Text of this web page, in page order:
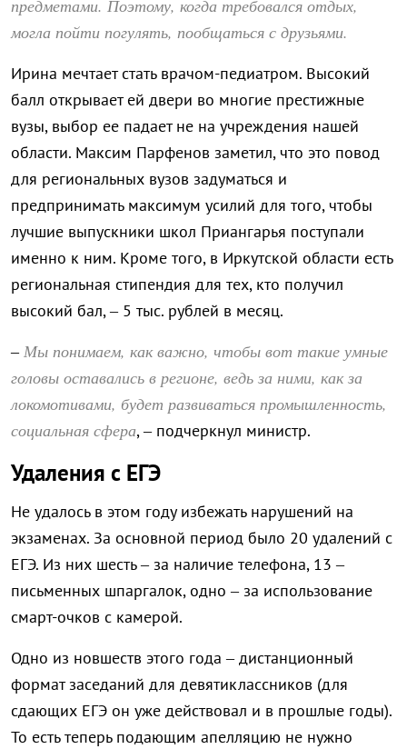
предметами. Поэтому, когда требовался отдых,
могла пойти погулять, пообщаться с друзьями.
Ирина мечтает стать врачом-педиатром. Высокий
балл открывает ей двери во многие престижные
вузы, выбор ее падает не на учреждения нашей
области. Максим Парфенов заметил, что это повод
для региональных вузов задуматься и
предпринимать максимум усилий для того, чтобы
лучшие выпускники школ Приангарья поступали
именно к ним. Кроме того, в Иркутской области есть
региональная стипендия для тех, кто получил
высокий бал, – 5 тыс. рублей в месяц.
–Мы понимаем, как важно, чтобы вот такие умные
головы оставались в регионе, ведь за ними, как за
локомотивами, будет развиваться промышленность,
социальная сфера, – подчеркнул министр.
Удаления с ЕГЭ
Не удалось в этом году избежать нарушений на
экзаменах. За основной период было 20 удалений с
ЕГЭ. Из них шесть – за наличие телефона, 13 –
письменных шпаргалок, одно – за использование
смарт-очков с камерой.
Одно из новшеств этого года – дистанционный
формат заседаний для девятиклассников (для
сдающих ЕГЭ он уже действовал и в прошлые годы).
То есть теперь подающим апелляцию не нужно